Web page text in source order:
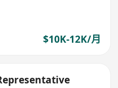
$10K-12K/月